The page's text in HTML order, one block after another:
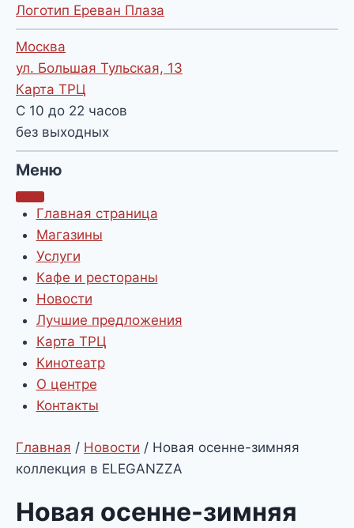
Логотип Ереван Плаза
Москва
ул. Большая Тульская, 13
Карта ТРЦ
С 10 до 22 часов
без выходных
Меню
Главная страница
Магазины
Услуги
Кафе и рестораны
Новости
Лучшие предложения
Карта ТРЦ
Кинотеатр
О центре
Контакты
Главная / Новости / Новая осенне-зимняя
коллекция в ELEGANZZA
Новая осенне-зимняя